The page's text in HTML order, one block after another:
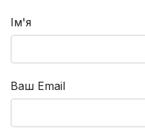
Ім'я
Ваш Email